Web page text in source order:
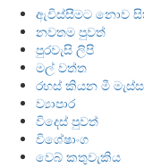
ඇවිස්සීමට නොව
නවතම පුවත්
පුරවැසි ලිපි
මල් වත්ත
රහස් කියන මී
ව්‍යාපාර
විදෙස් පුවත්
විශේෂාංග
වෙබ් කතුවැකිය